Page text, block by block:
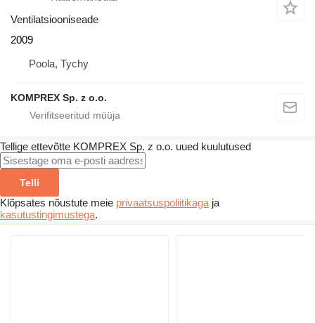
Ventilatsiooniseade
2009
Poola, Tychy
KOMPREX Sp. z o.o.
Tellige ettevõtte KOMPREX Sp. z o.o. uued kuulutused
Telli
Klõpsates nõustute meie privaatsuspoliitikaga ja
kasutustingimustega.